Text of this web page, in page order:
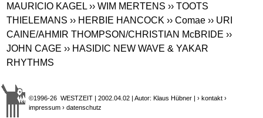
MAURICIO KAGEL ›› WIM MERTENS ›› TOOTS
THIELEMANS ›› HERBIE HANCOCK ›› Comae ›› URI
CAINE/AHMIR THOMPSON/CHRISTIAN McBRIDE ››
JOHN CAGE ›› HASIDIC NEW WAVE & YAKAR
RHYTHMS
©1996-26 WESTZEIT | 2002.04.02 | Autor: Klaus Hübner |› kontakt ›
impressum › datenschutz